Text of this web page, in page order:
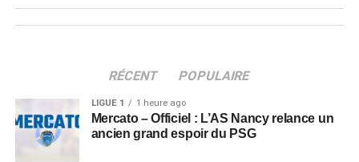
RÉCENT POPULAIRE
LIGUE 1 1 heure ago
Mercato – Officiel : L’AS Nancy relance un
ancien grand espoir du PSG